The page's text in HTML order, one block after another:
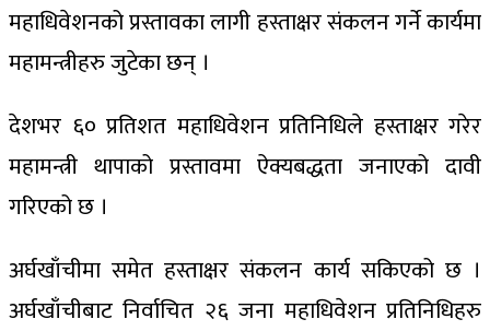
महाधिवेशनको प्रस्तावका लागी हस्ताक्षर संकलन गर्ने कार्यमा
महामन्त्रीहरु जुटेका छन् ।
देशभर ६० प्रतिशत महाधिवेशन प्रतिनिधिले हस्ताक्षर गरेर
महामन्त्री थापाको प्रस्तावमा ऐक्यबद्धता जनाएको दावी
गरिएको छ ।
अर्घखाँचीमा समेत हस्ताक्षर संकलन कार्य सकिएको छ ।
अर्घखाँचीबाट निर्वाचित २६ जना महाधिवेशन प्रतिनिधिहरु